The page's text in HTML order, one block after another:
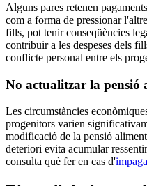
Alguns pares retenen
com a forma de pressionar
fills, pot tenir conseqüències
contribuir a les despeses dels
conflicte personal entre els
No actualitzar la pensió
Les circumstàncies
progenitors varien
modificació de la pensió
deteriori evita acumular
consulta què fer en cas d'